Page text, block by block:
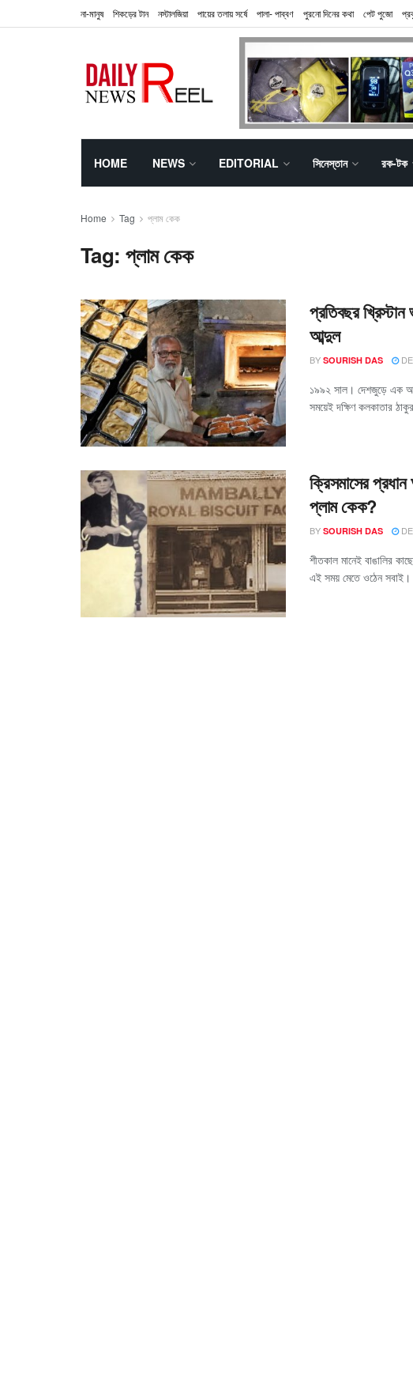
না-মানুষ শিকড়ের টান নস্টালজিয়া পায়ের তলায় সর্ষে পালা- পাব্বণ পুরনো দিনের কথা পেট পুজো
HOME NEWS EDITORIAL সিনেস্তান রক-টক
Home Tag প্লাম কেক
Tag:প্লাম কেক
প্রতিবছর
আব্দুল
BY SOURISH DAS
১৯৯২ সাল। দেশজুড়ে এক
সময়েই দক্ষিণ কলকাতার
ক্রিসমাসের
প্লাম কেক?
BY SOURISH DAS
শীতকাল মানেই বাঙালির
এই সময় মেতে ওঠেন